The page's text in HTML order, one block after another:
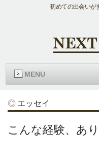
初めての出会いが
MENU
エッセイ
こんな経験、あ